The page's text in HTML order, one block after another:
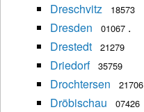
Dreschvitz 18573
Dresden 01067 .
Drestedt
21279
Driedorf 35759
Drochtersen 21706
Dröbischau 07426